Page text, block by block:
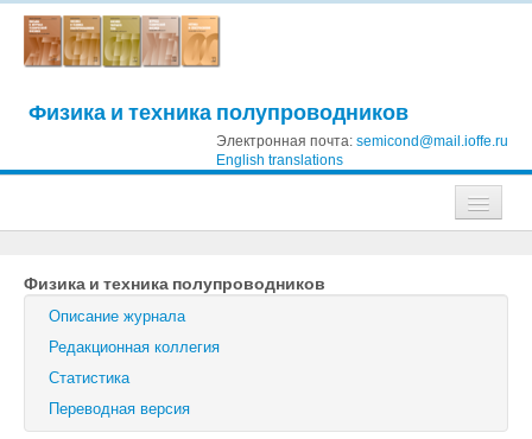
Физика и техника полупроводников
Электронная почта: semicond@mail.ioffe.ru
English translations
Журнал технической физики
Письма в Журнал технической физики
Физика твердого тела
Физика и техника полупроводников
Физика и техника полупроводников
Описание журнала
Редакционная коллегия
Статистика
Переводная версия